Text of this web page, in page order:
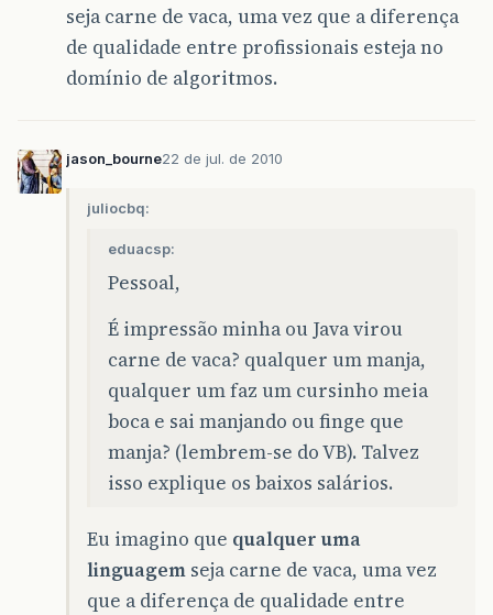
seja carne de vaca, uma vez que a diferença
de qualidade entre profissionais esteja no
domínio de algoritmos.
jason_bourne22 de jul. de 2010
juliocbq:
eduacsp:
Pessoal,
É impressão minha ou Java virou
carne de vaca? qualquer um manja,
qualquer um faz um cursinho meia
boca e sai manjando ou finge que
manja? (lembrem-se do VB). Talvez
isso explique os baixos salários.
Eu imagino que qualquer uma
linguagem seja carne de vaca, uma vez
que a diferença de qualidade entre